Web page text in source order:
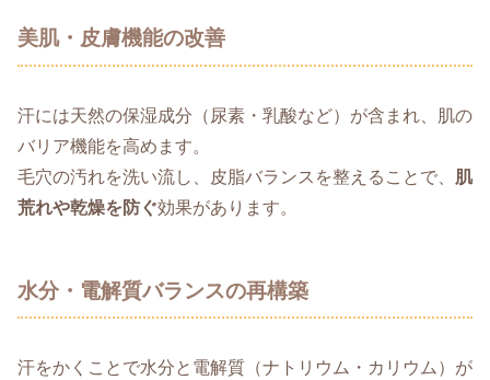
美肌・皮膚機能の改善
汗には天然の保湿成分（尿素・乳酸など）が含まれ、肌の
バリア機能を高めます。
毛穴の汚れを洗い流し、皮脂バランスを整えることで、 肌
荒れや乾燥を防ぐ効果があります。
水分・電解質バランスの再構築
汗をかくことで水分と電解質（ナトリウム・カリウム）が